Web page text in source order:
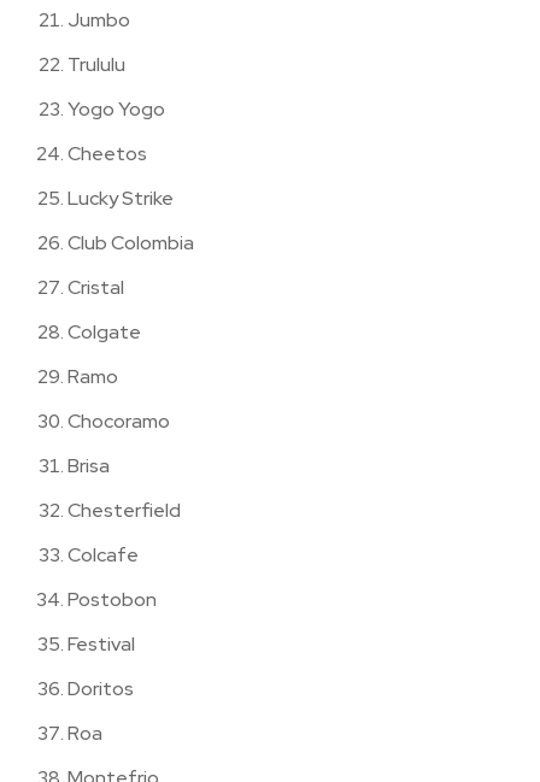
Jumbo
Trululu
Yogo Yogo
Cheetos
Lucky Strike
Club Colombia
Cristal
Colgate
Ramo
Chocoramo
Brisa
Chesterfield
Colcafe
Postobon
Festival
Doritos
Roa